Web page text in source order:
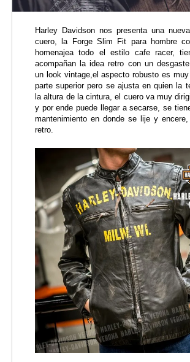
Harley Davidson nos presenta una
cuero, la Forge Slim Fit para hombre
homenajea todo el estilo cafe racer,
acompañan la idea retro con un
un look vintage,el aspecto robusto es
parte superior pero se ajusta en quien la
la altura de la cintura, el cuero va muy
y por ende puede llegar a secarse, se
mantenimiento en donde se lije y
retro.